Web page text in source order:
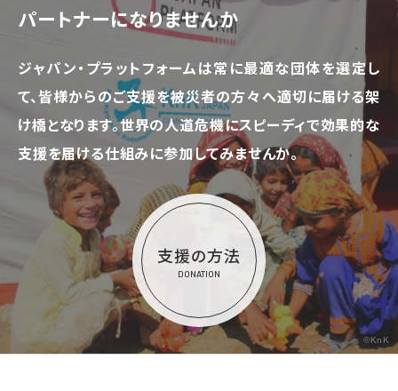
パートナーになりませんか
ジャパン・プラットフォームは常に最適な団体を選定し
て、皆様からのご支援を被災者の方々へ適切に届ける架
け橋となります。世界の人道危機にスピーディで効果的な
支援を届ける仕組みに参加してみませんか。
支援の方法
DONATION
©KnK